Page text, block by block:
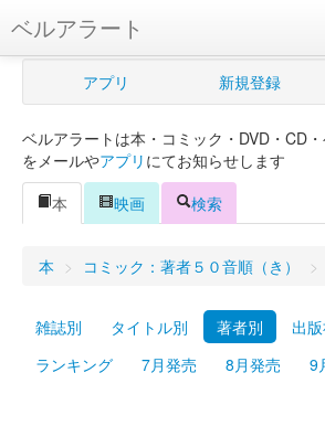
ベルアラート
ベルアラートとは
新規登録
ログイン
Myシェルフ
プレミアム
アプリ 新規登録
ベルアラートは本・コミック・DVD・CD
をメールやアプリ にてお知らせします
本
映画 検索
本 > コミック：著者５０音順（き） >
雑誌別 タイトル別 著者別 出
ランキング
7月発売 8月発売 9